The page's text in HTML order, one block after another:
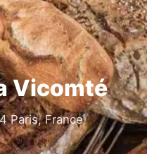
Vicomté
Paris, France